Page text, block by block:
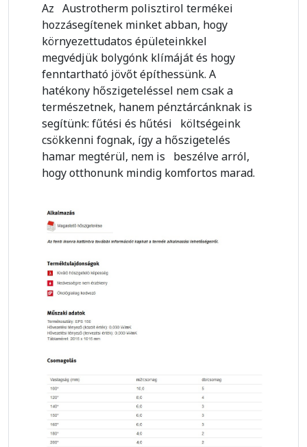
Az Austrotherm polisztirol termékei
hozzásegítenek minket abban, hogy
környezettudatos épületeinkkel
megvédjük bolygónk klímáját és hogy
fenntartható jövőt építhessünk. A
hatékony hőszigeteléssel nem csak a
természetnek, hanem pénztárcánknak is
segítünk: fűtési és hűtési költségeink
csökkenni fognak, így a hőszigetelés
hamar megtérül, nem is beszélve arról,
hogy otthonunk mindig komfortos marad.